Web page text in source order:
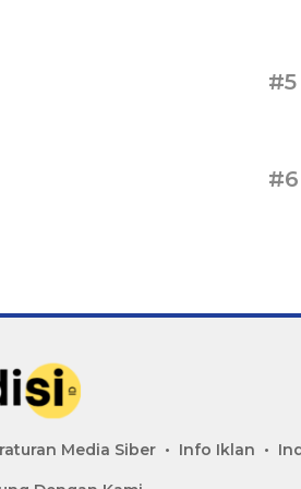
#5
#6
Media Siber Info Iklan